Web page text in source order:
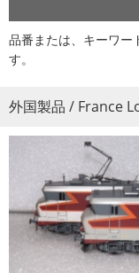
品番または、キーワー
す。
外国製品 / France